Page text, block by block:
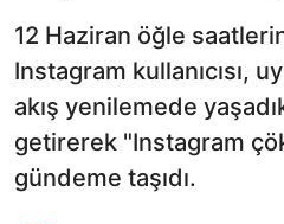
12 Haziran öğle
Instagram kullanıcısı,
akış yenilemede
getirerek "Instagram
gündeme taşıdı.